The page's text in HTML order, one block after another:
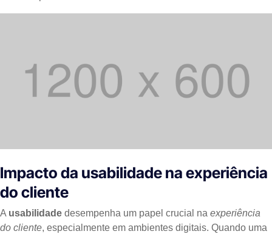
Impacto da usabilidade na experiência
do cliente
A usabilidade desempenha um papel crucial na experiência
do cliente, especialmente em ambientes digitais. Quando uma